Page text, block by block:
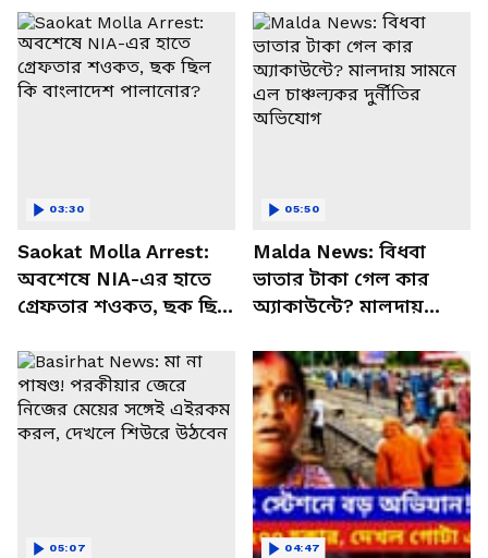
Saokat Molla Arrest:
অবশেষে NIA-এর হাতে
গ্রেফতার শওকত, ছক ছিল
03:30
Malda News: বিধবা
ভাতার টাকা গেল কার
অ্যাকাউন্টে? মালদায়
দুর্নীতির অভিযোগ
05:50
05:07 04:47